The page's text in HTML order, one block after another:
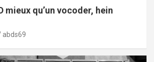
mieux qu’un vocoder, hein
abds69